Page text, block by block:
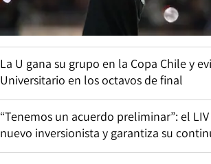
La U gana su grupo en la Copa Chile y
Universitario en los octavos de final
“Tenemos un acuerdo preliminar”: el
nuevo inversionista y garantiza su